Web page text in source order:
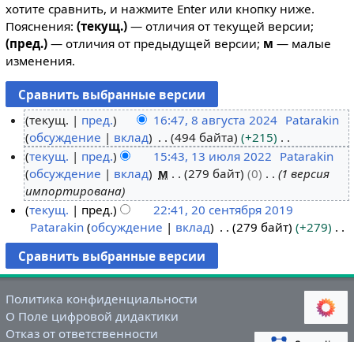
хотите сравнить, и нажмите Enter или кнопку ниже.
Пояснения: (текущ.)— отличия от текущей версии;
(пред.)— отличия от предыдущей версии; м — малые
изменения.
а
у
т
а
0
2
текущ. пред. 16:47, 8 августа 2024 Patarakin
обсуждение
вклад 494 байта
+215
Н
е
т
о
п
и
с
а
и
и
л
я
0
2
текущ. пред. 15:43, 13 июля 2022 Patarakin
обсуждение
вклад м 279 байт 0
1 версия
импортирована
0
с
е
н
т
текущ. пред.
22:41, 20 сентября 2019
Patarakin обсуждение вклад 279 байт
+279
Н
е
т
о
п
и
Политика конфиденциальности
О Поле цифровой дидактики
Отказ от ответственности